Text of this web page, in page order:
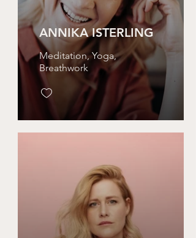
ANNIKA ISTERLING
Meditation, Yoga,
Breathwork